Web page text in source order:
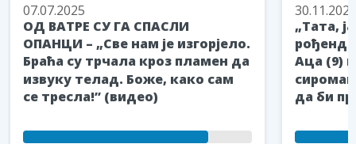
07.07.2025
ОД ВАТРЕ СУ ГА СПАСЛИ
ОПАНЦИ – „Све нам је изгорјело.
Браћа су трчала кроз пламен да
извуку телад. Боже, како сам
се тресла!” (видео)
30.11.2025
„Тата,
Аца (9)
да би